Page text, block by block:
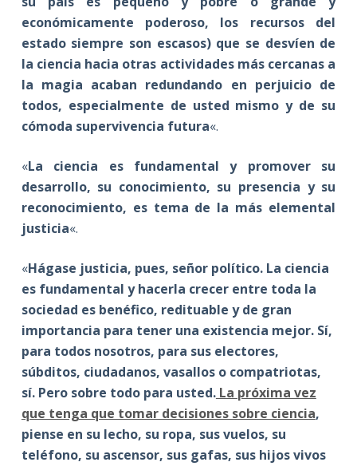
económicamente poderoso, los recursos del
estado siempre son escasos) que se desvíen de
la ciencia hacia otras actividades más cercanas a
la magia acaban redundando en perjuicio de
todos, especialmente de usted mismo y de su
cómoda supervivencia futura«.
«La ciencia es fundamental y promover su
desarrollo, su conocimiento, su presencia y su
reconocimiento, es tema de la más elemental
justicia«.
«Hágase justicia, pues, señor político. La ciencia
es fundamental y hacerla crecer entre toda la
sociedad es benéfico, redituable y de gran
importancia para tener una existencia mejor. Sí,
para todos nosotros, para sus electores,
súbditos, ciudadanos, vasallos o compatriotas,
sí. Pero sobre todo para usted.La próxima vez
que tenga que tomar decisiones sobre ciencia,
piense en su lecho, su ropa, sus vuelos, su
teléfono, su ascensor, sus gafas, sus hijos vivos